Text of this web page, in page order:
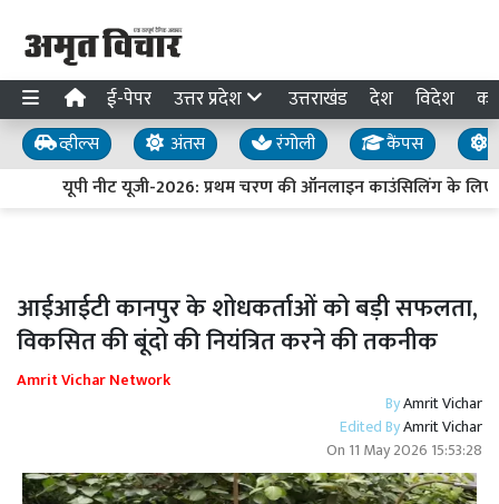
ई-पेपर उत्तर प्रदेश उत्तराखंड देश विदेश
व्हील्स अंतस रंगोली कैंपस
यूपी नीट यूजी-2026: प्रथम चरण की ऑनलाइन काउंसिलिंग के
आईआईटी कानपुर के शोधकर्ताओं को बड़ी सफलता,
विकसित की बूंदो की नियंत्रित करने की तकनीक
Amrit Vichar Network
ByAmrit Vichar
Edited ByAmrit Vichar
On 11 May 2026 15:53:28